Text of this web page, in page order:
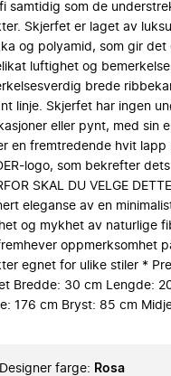
samtidig som de
Skjerfet er laget av
og polyamid, som gir
luftighet og
brede
linje. Skjerfet har ingen
eller pynt, med sin
en fremtredende hvit lapp
logo, som bekrefter
SKAL DU VELGE
eleganse av en
og mykhet av naturlige
oppmerksomhet
egnet for ulike stiler *
Bredde: 30 cm Lengde:
176 cm Bryst: 85 cm
Designer farge: Rosa